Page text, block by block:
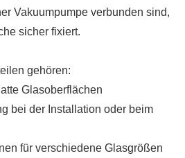
Vakuumpumpe verbunden sind,
sicher fixiert.
gehören:
Glasoberflächen
bei der Installation oder beim
für verschiedene Glasgrößen